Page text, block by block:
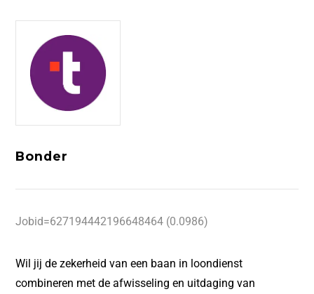
Bonder
Jobid=627194442196648464 (0.0986)
Wil jij de zekerheid van een baan in loondienst
combineren met de afwisseling en uitdaging van